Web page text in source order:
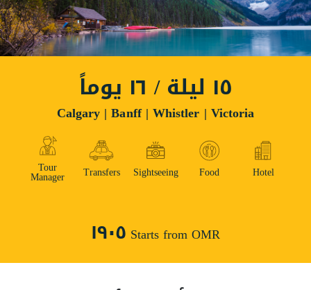
١٥ ليلة / ١٦ يوماً
Calgary | Banff | Whistler | Victoria
Hotel
Food
Sightseeing
Transfers
Tour
Manager
Starts from OMR ١٩٠٥